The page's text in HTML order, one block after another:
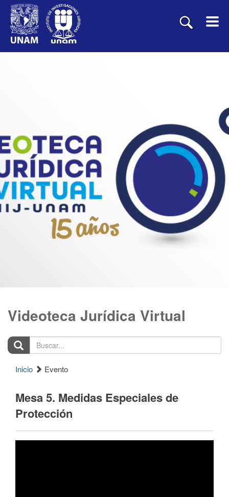
Videoteca Jurídica Virtual
Buscar...
Inicio Evento
Mesa 5. Medidas Especiales de
Protección